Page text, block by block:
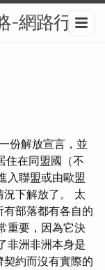
-網路行銷
份解放宣言，並
住在同盟國（不
入聯盟或由歐盟
下解放了。 太
部落都有各自的
重要，因為它決
非洲非洲本身是
約而沒有實際的